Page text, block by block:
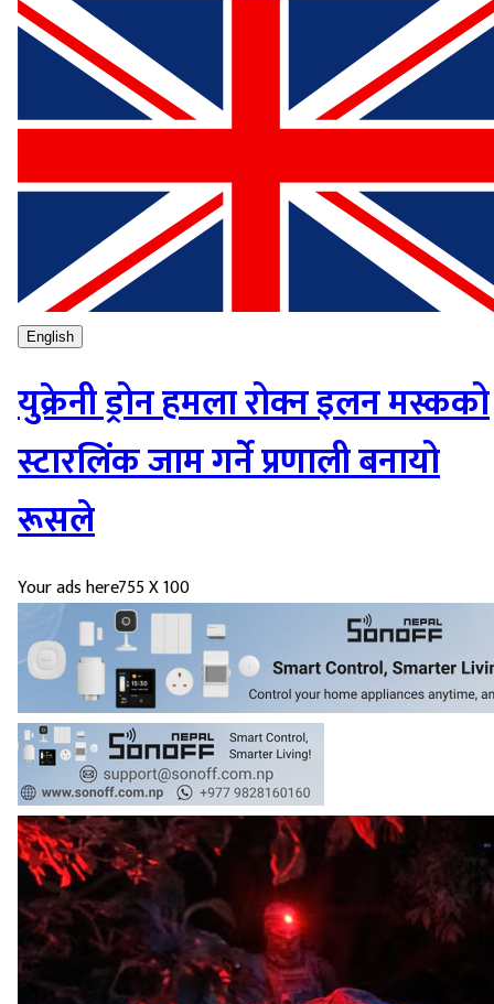
English
युक्रेनी ड्रोन हमला रोक्न इलन मस्कको
स्टारलिंक जाम गर्ने प्रणाली बनायो
रूसले
Your ads here755 X 100